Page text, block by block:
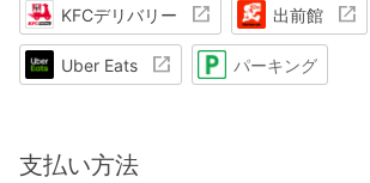
KFCデリバリー 出前館
Uber Eats パーキング
支払い方法